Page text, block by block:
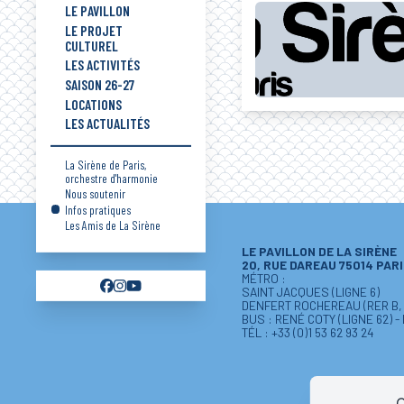
LE PAVILLON
LE PROJET
CULTUREL
LES ACTIVITÉS
SAISON 26-27
LOCATIONS
LES ACTUALITÉS
La Sirène de Paris,
orchestre d'harmonie
Nous soutenir
Infos pratiques
Les Amis de La Sirène
LE PAVILLON DE LA SIRÈNE
20, RUE DAREAU 75014
MÉTRO :
SAINT JACQUES (LIGNE 6)
DENFERT ROCHEREAU (RER
BUS : RENÉ COTY (LIGNE 62)
TÉL : +33 (0)1 53 62 93 24